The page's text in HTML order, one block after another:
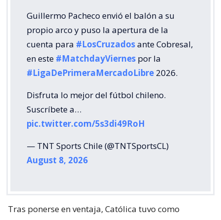
Guillermo Pacheco envió el balón a su
propio arco y puso la apertura de la
cuenta para #LosCruzadosante Cobresal,
en este #MatchdayViernes por la
#LigaDePrimeraMercadoLibre 2026.
Disfruta lo mejor del fútbol chileno.
Suscríbete a…
pic.twitter.com/5s3di49RoH
— TNT Sports Chile (@TNTSportsCL)
August 8, 2026
Tras ponerse en ventaja, Católica tuvo como